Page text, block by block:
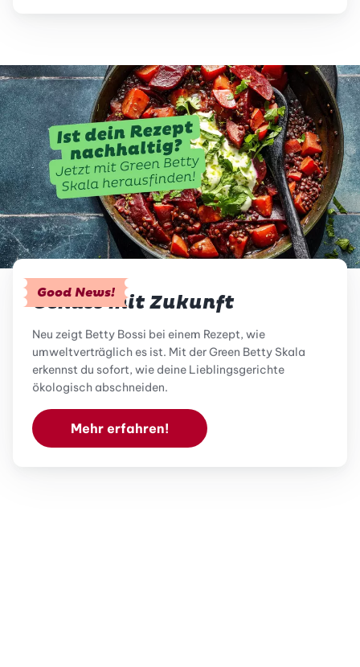
Good News!
Genuss mit Zukunft
Neu zeigt Betty Bossi bei einem Rezept, wie
umweltverträglich es ist. Mit der Green Betty Skala
erkennst du sofort, wie deine Lieblingsgerichte
ökologisch abschneiden.
Mehr erfahren!